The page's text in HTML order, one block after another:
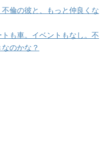
倫の彼と、もっと仲良くな
も車。イベントもなし。不
のかな？